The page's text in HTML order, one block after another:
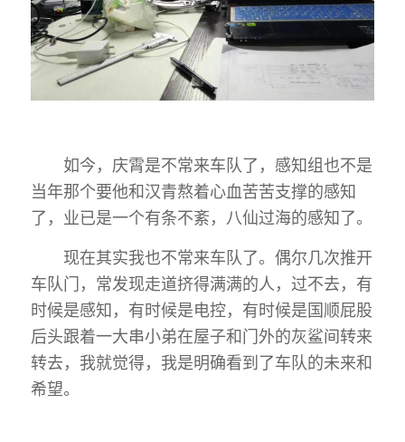
如今，庆霄是不常来车队了，感知组也不是
当年那个要他和汉青熬着心血苦苦支撑的感知
了，业已是一个有条不紊，八仙过海的感知了。
现在其实我也不常来车队了。偶尔几次推开
车队门，常发现走道挤得满满的人，过不去，有
时候是感知，有时候是电控，有时候是国顺屁股
后头跟着一大串小弟在屋子和门外的灰鲨间转来
转去，我就觉得，我是明确看到了车队的未来和
希望。